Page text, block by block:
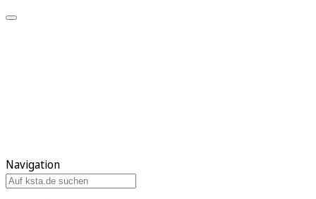
Navigation